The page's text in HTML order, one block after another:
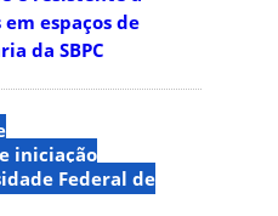
espaços de
da SBPC
iniciação
Federal de